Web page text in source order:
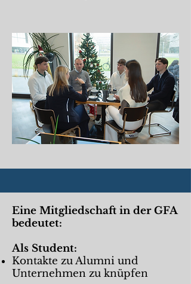
Eine Mitgliedschaft in der GFA
bedeutet:
Als Student:
Kontakte zu Alumni und
Unternehmen zu knüpfen